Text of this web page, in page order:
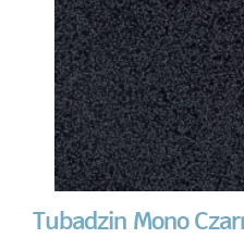
Tubadzin Mono